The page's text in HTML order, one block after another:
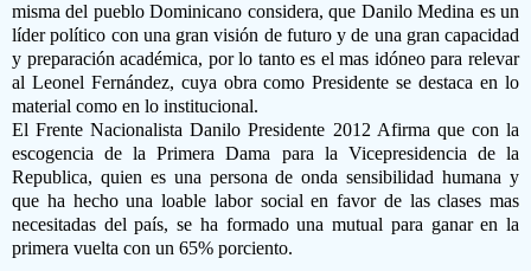
misma del pueblo Dominicano considera, que Danilo Medina es un
líder político con una gran visión de futuro y de una gran capacidad
y preparación académica, por lo tanto es el mas idóneo para relevar
al Leonel Fernández, cuya obra como Presidente se destaca en lo
material como en lo institucional.
El Frente Nacionalista Danilo Presidente 2012 Afirma que con la
escogencia de la Primera Dama para la Vicepresidencia de la
Republica, quien es una persona de onda sensibilidad humana y
que ha hecho una loable labor social en favor de las clases mas
necesitadas del país, se ha formado una mutual para ganar en la
primera vuelta con un 65% porciento.